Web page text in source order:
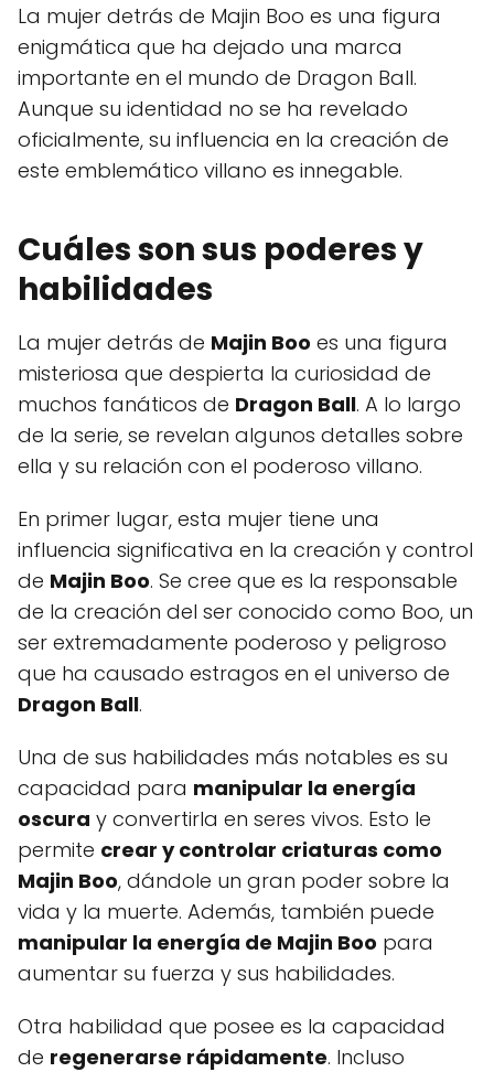
La mujer detrás de Majin Boo es una figura
enigmática que ha dejado una marca
importante en el mundo de Dragon Ball.
Aunque su identidad no se ha revelado
oficialmente, su influencia en la creación de
este emblemático villano es innegable.
Cuáles son sus poderes y
habilidades
La mujer detrás de Majin Boo es una figura
misteriosa que despierta la curiosidad de
muchos fanáticos de Dragon Ball. A lo largo
de la serie, se revelan algunos detalles sobre
ella y su relación con el poderoso villano.
En primer lugar, esta mujer tiene una
influencia significativa en la creación y control
de Majin Boo. Se cree que es la responsable
de la creación del ser conocido como Boo, un
ser extremadamente poderoso y peligroso
que ha causado estragos en el universo de
Dragon Ball.
Una de sus habilidades más notables es su
capacidad para manipular la energía
oscura y convertirla en seres vivos. Esto le
permite crear y controlar criaturas como
Majin Boo, dándole un gran poder sobre la
vida y la muerte. Además, también puede
manipular la energía de Majin Boo para
aumentar su fuerza y ​​sus habilidades.
Otra habilidad que posee es la capacidad
de regenerarse rápidamente. Incluso